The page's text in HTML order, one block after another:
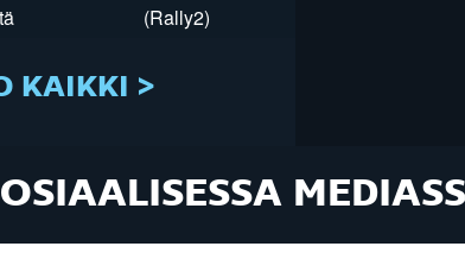
(Rally2)
KAIKKI >